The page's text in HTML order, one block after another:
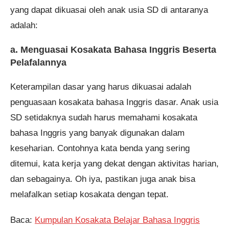
yang dapat dikuasai oleh anak usia SD di antaranya
adalah:
a. Menguasai Kosakata Bahasa Inggris Beserta
Pelafalannya
Keterampilan dasar yang harus dikuasai adalah
penguasaan kosakata bahasa Inggris dasar. Anak usia
SD setidaknya sudah harus memahami kosakata
bahasa Inggris yang banyak digunakan dalam
keseharian. Contohnya kata benda yang sering
ditemui, kata kerja yang dekat dengan aktivitas harian,
dan sebagainya. Oh iya, pastikan juga anak bisa
melafalkan setiap kosakata dengan tepat.
Baca: Kumpulan Kosakata Belajar Bahasa Inggris